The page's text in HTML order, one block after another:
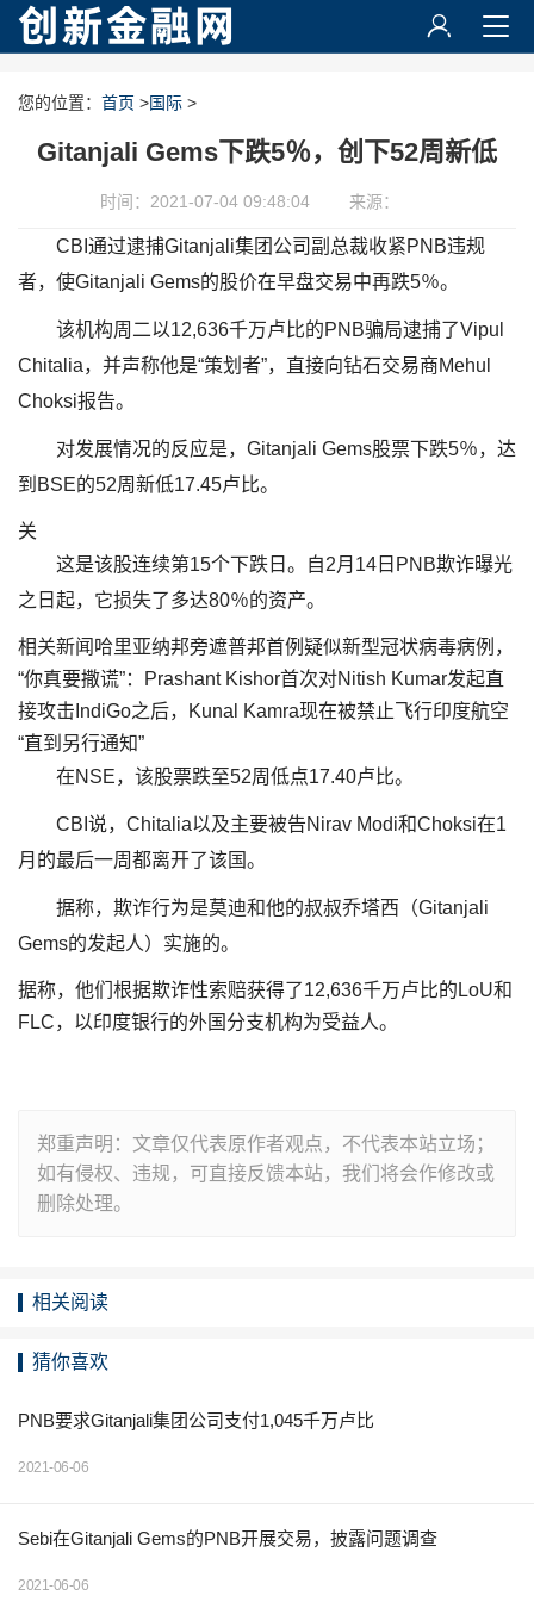
您的位置： 首页 >国际 >
Gitanjali Gems下跌5％，创下52周新低
时间：2021-07-04 09:48:04 来源：
CBI通过逮捕Gitanjali集团公司副总裁收紧PNB违规
者，使Gitanjali Gems的股价在早盘交易中再跌5％。
该机构周二以12,636千万卢比的PNB骗局逮捕了Vipul
Chitalia，并声称他是“策划者”，直接向钻石交易商Mehul
Choksi报告。
对发展情况的反应是，Gitanjali Gems股票下跌5％，达
到BSE的52周新低17.45卢比。
关
这是该股连续第15个下跌日。自2月14日PNB欺诈曝光
之日起，它损失了多达80％的资产。
相关新闻哈里亚纳邦旁遮普邦首例疑似新型冠状病毒病例，
“你真要撒谎”：Prashant Kishor首次对Nitish Kumar发起直
接攻击IndiGo之后，Kunal Kamra现在被禁止飞行印度航空
“直到另行通知”
在NSE，该股票跌至52周低点17.40卢比。
CBI说，Chitalia以及主要被告Nirav Modi和Choksi在1
月的最后一周都离开了该国。
据称，欺诈行为是莫迪和他的叔叔乔塔西（Gitanjali
Gems的发起人）实施的。
据称，他们根据欺诈性索赔获得了12,636千万卢比的LoU和
FLC，以印度银行的外国分支机构为受益人。
郑重声明：文章仅代表原作者观点，不代表本站立场；
如有侵权、违规，可直接反馈本站，我们将会作修改或
删除处理。
相关阅读
猜你喜欢
PNB要求Gitanjali集团公司支付1,045千万卢比
2021-06-06
Sebi在Gitanjali Gems的PNB开展交易，披露问题调查
2021-06-06